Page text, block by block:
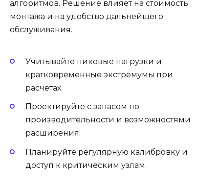
алгоритмов. Решение влияет на стоимость
монтажа и на удобство дальнейшего
обслуживания.
Учитывайте пиковые нагрузки и
кратковременные экстремумы при
расчётах.
Проектируйте с запасом по
производительности и возможностями
расширения.
Планируйте регулярную калибровку и
доступ к критическим узлам.